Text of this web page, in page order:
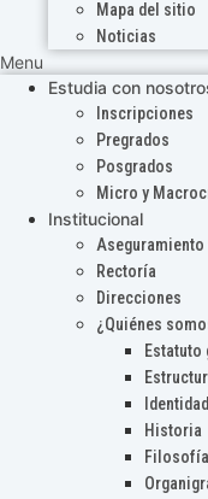
Mapa del sitio
Noticias
Menu
Estudia con
Inscripciones
Pregrados
Posgrados
Micro y
Institucional
Aseguramiento
Rectoría
Direcciones
¿Quiénes
Estatuto
Historia